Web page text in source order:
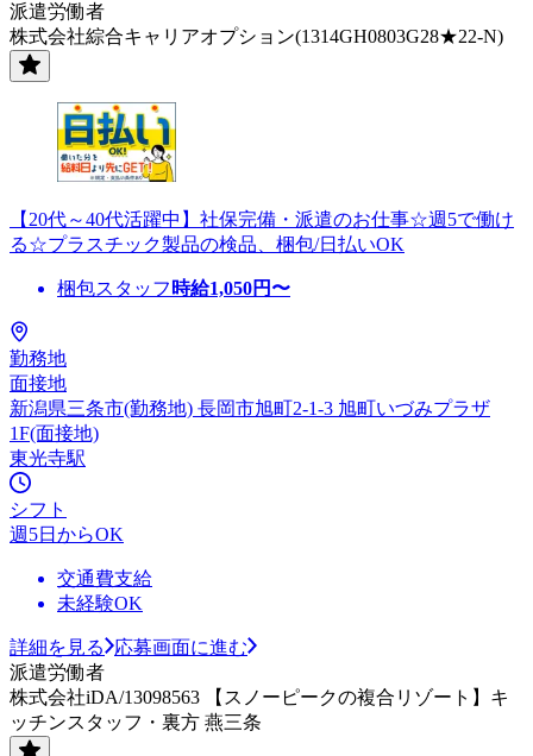
派遣労働者
株式会社綜合キャリアオプション(1314GH0803G28★22-N)
【20代～40代活躍中】社保完備・派遣のお仕事☆週5で働け
る☆プラスチック製品の検品、梱包/日払いOK
梱包スタッフ 時給1,050円〜
勤務地
面接地
新潟県三条市(勤務地) 長岡市旭町2-1-3 旭町いづみプラザ
1F(面接地)
東光寺駅
シフト
週5日からOK
交通費支給
未経験OK
詳細を見る
応募画面に進む
派遣労働者
株式会社iDA/13098563 【スノーピークの複合リゾート】キ
ッチンスタッフ・裏方 燕三条